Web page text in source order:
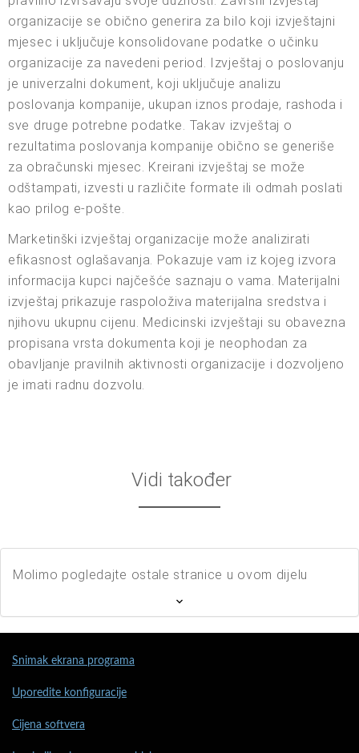
organizacije se obično generira za bilo koji izvještajni
mjesec i uključuje konsolidovane podatke o učinku
organizacije za navedeni period. Izvještaj o poslovanju
je univerzalni dokument, koji uključuje analizu
poslovanja kompanije, ukupan iznos prodaje, rashoda i
sve druge potrebne podatke. Takav izvještaj o
rezultatima poslovanja kompanije obično se generiše
za obračunski mjesec. Kreirani izvještaj se može
odštampati, izvesti u različite formate ili odmah poslati
kao prilog e-pošte.
Marketinški izvještaj organizacije može analizirati
efikasnost oglašavanja. Pokazuje vam iz kojeg izvora
informacija kupci najčešće saznaju o vama. Materijalni
izvještaj prikazuje raspoloživa materijalna sredstva i
njihovu ukupnu cijenu. Medicinski izvještaji su obavezna
propisana vrsta dokumenta koji je neophodan za
obavljanje pravilnih aktivnosti organizacije i dozvoljeno
je imati radnu dozvolu.
Vidi također
Molimo pogledajte ostale stranice u ovom dijelu
Snimak ekrana programa
Uporedite konfiguracije
Cijena softvera